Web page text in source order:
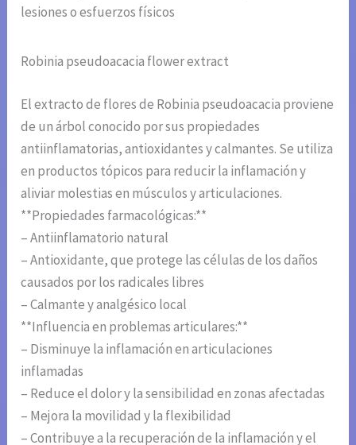
lesiones o esfuerzos físicos
Robinia pseudoacacia flower extract
El extracto de flores de Robinia pseudoacacia proviene
de un árbol conocido por sus propiedades
antiinflamatorias, antioxidantes y calmantes. Se utiliza
en productos tópicos para reducir la inflamación y
aliviar molestias en músculos y articulaciones.
**Propiedades farmacológicas:**
– Antiinflamatorio natural
– Antioxidante, que protege las células de los daños
causados por los radicales libres
– Calmante y analgésico local
**Influencia en problemas articulares:**
– Disminuye la inflamación en articulaciones
inflamadas
– Reduce el dolor y la sensibilidad en zonas afectadas
– Mejora la movilidad y la flexibilidad
– Contribuye a la recuperación de la inflamación y el